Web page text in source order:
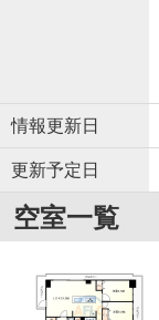
情報更新日
更新予定日
空室一覧